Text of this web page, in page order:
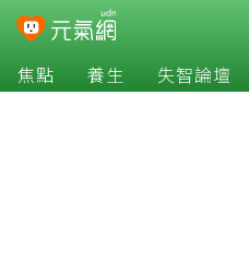
焦點 養生 失智論壇